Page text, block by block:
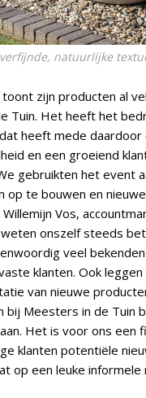
natuurlijke
zijn producten al
Tuin. Het heeft het
heeft mede
en een groeiend
gebruikten het event
op te bouwen en
Vos,
onszelf steeds
veel
klanten. Ook
van nieuwe
bij Meesters in de Tuin
Het is voor ons een
klanten potentiële
op een leuke informele